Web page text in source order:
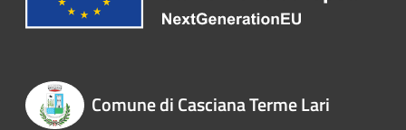
Comune di Casciana Terme Lari